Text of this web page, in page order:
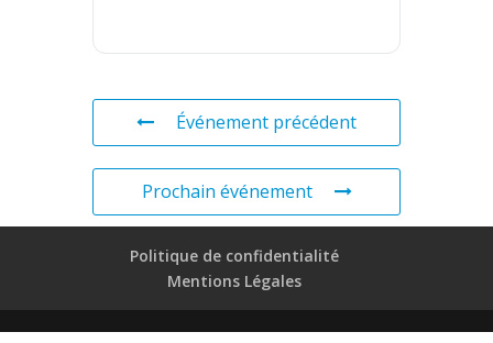
Événement précédent
Prochain événement
Politique de confidentialité
Mentions Légales